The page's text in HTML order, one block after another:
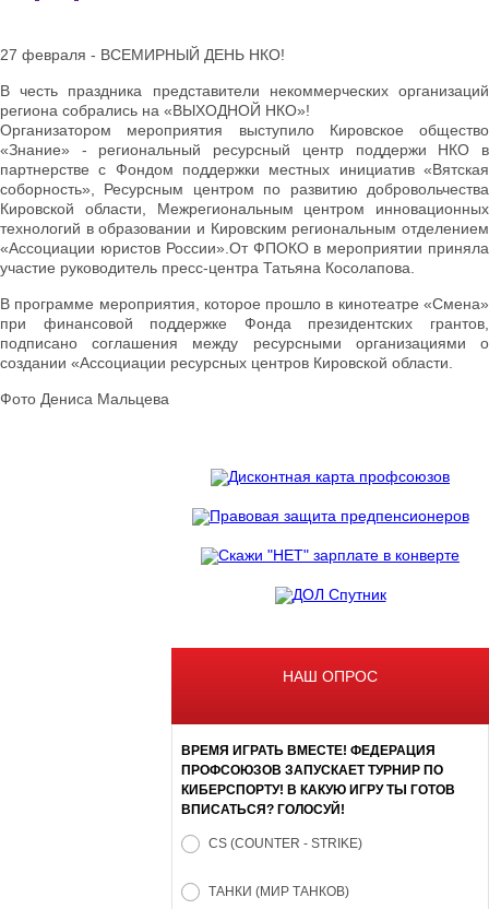
27 февраля - ВСЕМИРНЫЙ ДЕНЬ НКО!
В честь праздника представители некоммерческих организаций
региона собрались на «ВЫХОДНОЙ НКО»!
Организатором мероприятия выступило Кировское общество
«Знание» - региональный ресурсный центр поддержи НКО в
партнерстве с Фондом поддержки местных инициатив «Вятская
соборность», Ресурсным центром по развитию добровольчества
Кировской области, Межрегиональным центром инновационных
технологий в образовании и Кировским региональным отделением
«Ассоциации юристов России».От ФПОКО в мероприятии приняла
участие руководитель пресс-центра Татьяна Косолапова.
В программе мероприятия, которое прошло в кинотеатре «Смена»
при финансовой поддержке Фонда президентских грантов,
подписано соглашения между ресурсными организациями о
создании «Ассоциации ресурсных центров Кировской области.
Фото Дениса Мальцева
НАШ ОПРОС
ВРЕМЯ ИГРАТЬ ВМЕСТЕ! ФЕДЕРАЦИЯ
ПРОФСОЮЗОВ ЗАПУСКАЕТ ТУРНИР ПО
КИБЕРСПОРТУ! В КАКУЮ ИГРУ ТЫ ГОТОВ
ВПИСАТЬСЯ? ГОЛОСУЙ!
CS (COUNTER - STRIKE)
ТАНКИ (МИР ТАНКОВ)